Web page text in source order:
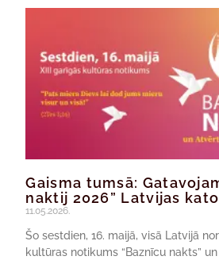
Gaisma tumsā:
naktij 2026” Latvijas
11.05.2026.
Šo sestdien, 16. maijā, visā Latvijā
kultūras notikums “Baznīcu nakts”